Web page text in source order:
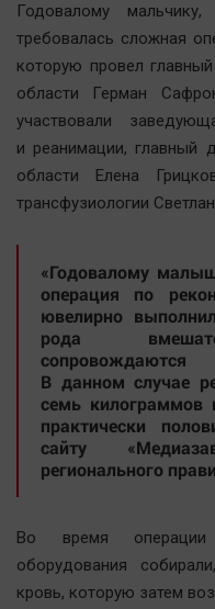
Культура
Курилка
Мнения
Спорт
Технологии
Отраслевые темы
Hедвижимость
Образование
Автомобили
XX век: криминальные
Банки
Медиаграмотность
Медицина
Новости компаний
Прогулки по городу Ч
Спецпроект
Статистика
Годовалому
требовалась сложная
которую провел
области Герман
участвовали
и реанимации, главный
области Елена
трансфузиологии
«Годовалому
операция по
ювелирно
рода
сопровождаются
В данном случае
семь килограммов
практически
сайту
регионального
Во время
оборудования
кровь, которую затем